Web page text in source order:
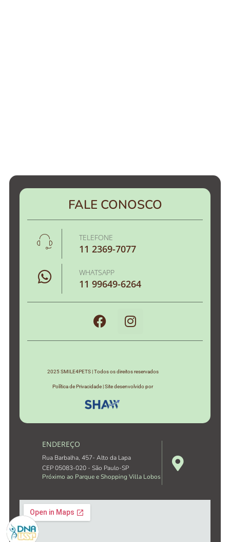
FALE CONOSCO
TELEFONE
11 2369-7077
WHATSAPP
11 99649-6264
2025 SMILE4PETS | Todos os direitos reservados
Política de Privacidade | Site desenvolvido por
ENDEREÇO
Rua Barbalha, 457- Alto da Lapa
CEP 05083-020 - São Paulo-SP
Próximo ao Parque e Shopping Villa Lobos